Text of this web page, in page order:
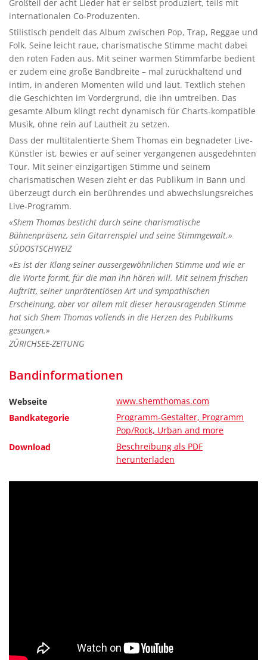
Großteil der acht Lieder hat er selbst produziert, teils mit
internationalen Co-Produzenten.
Stilistisch pendelt das Album zwischen Pop, Trap, Reggae und
Folk. Seine leicht raue, charismatische Stimme macht dabei
den roten Faden aus. Mit seiner warmen Stimmfarbe bedient
er zudem eine große Bandbreite – mal zurückhaltend und
intim, in anderen Momenten wild und laut. Textlich stehen
die Geschichten im Vordergrund, die ihn umtreiben. Das
gesamte Album klingt recht dynamisch für Charts-kompatible
Musik, ohne rein auf Lautheit zu setzen.
Dass der multitalentierte Shem Thomas ein begnadeter Live-
Künstler ist, bewies er auf seiner vergangenen ausgedehnten
Tour. Mit seiner einzigartigen Stimme und seinem
charismatischen Wesen zieht er das Publikum in Bann und
überzeugt durch ein berührendes und abwechslungsreiches
Live-Programm.
«Shem Thomas besticht durch seine charismatische
Bühnenpräsenz, sein Gitarrenspiel und seine Stimmgewalt.»
SÜDOSTSCHWEIZ
«Es ist der Klang seiner aussergewöhnlichen Stimme und wie er
die Worte formt, für die man ihn hören will. Mit seinem frischen
Auftritt, seiner unprätentiösen Art und sympathischen
Erscheinung, aber vor allem mit dieser herausragenden Stimme
hat sich Shem Thomas vollends in die Herzen des Publikums
gesungen.»
ZÜRICHSEE-ZEITUNG
Bandinformationen
Webseite
www.shemthomas.com
Bandkategorie
Programm-Gestalter, Programm
Pop/Rock, Urban and more
Download
Beschreibung als PDF
herunterladen